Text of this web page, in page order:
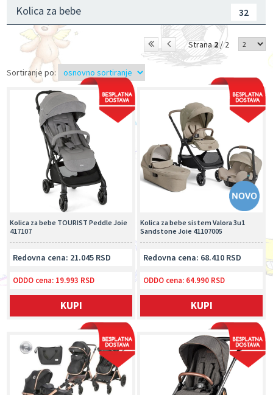
Kolica za bebe 32
Strana2/ 2
Sortiranje po:
Kolica za bebe sistem Valora 3u1
Sandstone Joie 41107005
Redovna cena: 68.410 RSD
ODDO cena: 64.990 RSD
KUPI
Kolica za bebe TOURIST Peddle Joie
417107
Redovna cena: 21.045 RSD
ODDO cena: 19.993 RSD
KUPI